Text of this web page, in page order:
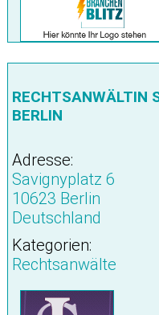
RECHTSANWÄLTIN
BERLIN
Adresse:
Savignyplatz 6
10623 Berlin
Deutschland
Kategorien:
Rechtsanwälte